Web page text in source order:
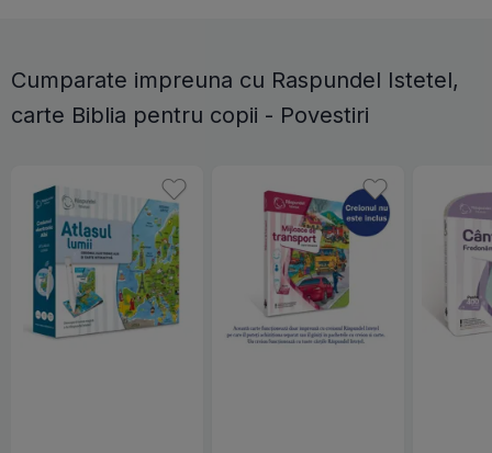
Cumparate impreuna cu Raspundel Istetel,
carte Biblia pentru copii - Povestiri